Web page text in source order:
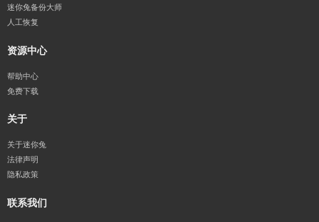
迷你兔备份大师
人工恢复
资源中心
帮助中心
免费下载
关于
关于迷你兔
法律声明
隐私政策
联系我们